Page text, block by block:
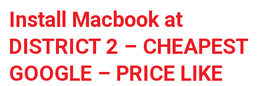
Install Macbook at
DISTRICT 2 – CHEAPEST
GOOGLE – PRICE LIKE